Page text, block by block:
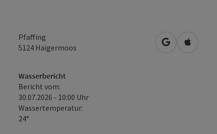
Pfaffing
5124 Haigermoos in Google
in
Wasserbericht
Bericht vom:
30.07.2026 - 10:00 Uhr
Wassertemperatur:
24°